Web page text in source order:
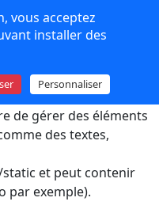
Plus de contenu
de gérer des éléments
des textes,
static et peut contenir
par exemple).
vous acceptez
installer des
Personnaliser